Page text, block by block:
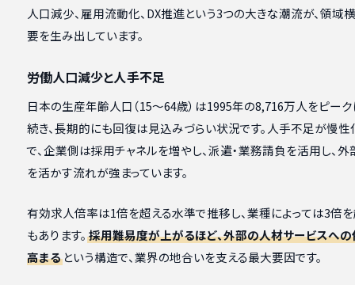
人口減少、雇用流動化、DX推進という3つの大きな潮流が、領域
要を生み出しています。
労働人口減少と人手不足
日本の生産年齢人口（15〜64歳）は1995年の8,716万人をピー
続き、長期的にも回復は見込みづらい状況です。人手不足が慢性
で、企業側は採用チャネルを増やし、派遣・業務請負を活用し、
を活かす流れが強まっています。
有効求人倍率は1倍を超える水準で推移し、業種によっては3倍
もあります。 採用難易度が上がるほど、外部の人材サービスへ
高まるという構造で、業界の地合いを支える最大要因です。